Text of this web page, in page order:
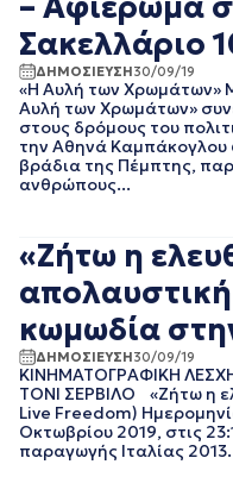
Σακελλάριο
ΔΗΜΟΣΙΕΥΣΗ30/09/19
«Η Αυλή των Χρωμάτων»
Αυλή των Χρωμάτων»
στους δρόμους του
την Αθηνά Καμπάκογλου
βράδια της Πέμπτης,
ανθρώπους...
«Ζήτω η
απολαυστική
κωμωδία
ΔΗΜΟΣΙΕΥΣΗ30/09/19
ΚΙΝΗΜΑΤΟΓΡΑΦΙΚΗ
ΤΟΝΙ ΣΕΡΒΙΛΟ «Ζήτω η
Live Freedom)
Οκτωβρίου 2019, στις
παραγωγής Ιταλίας